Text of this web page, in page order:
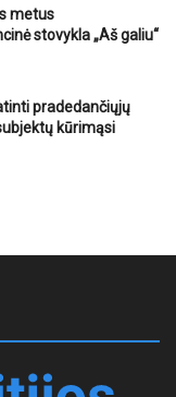
metus
stovykla „Aš galiu“
pradedančiųjų
kūrimąsi